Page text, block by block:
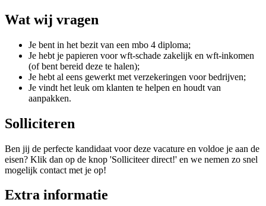
Wat wij vragen
Je bent in het bezit van een mbo 4 diploma;
Je hebt je papieren voor wft-schade zakelijk en wft-inkomen
(of bent bereid deze te halen);
Je hebt al eens gewerkt met verzekeringen voor bedrijven;
Je vindt het leuk om klanten te helpen en houdt van
aanpakken.
Solliciteren
Ben jij de perfecte kandidaat voor deze vacature en voldoe je aan de
eisen? Klik dan op de knop 'Solliciteer direct!' en we nemen zo snel
mogelijk contact met je op!
Extra informatie